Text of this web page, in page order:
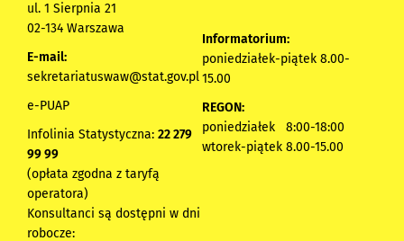
ul. 1 Sierpnia 21
02-134 Warszawa
E-mail:
sekretariatuswaw@stat.gov.pl
e-PUAP
Infolinia Statystyczna: 22 279
99 99
(opłata zgodna z taryfą
operatora)
Konsultanci są dostępni w dni
robocze:
Informatorium:
poniedziałek-piątek 8.00-
15.00
REGON:
poniedziałek 8:00-18:00
wtorek-piątek 8.00-15.00